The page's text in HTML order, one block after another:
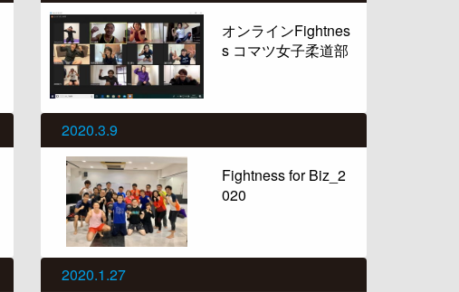
オンラインFightnes
s コマツ女子柔道部
2020.3.9
Fightness for Biz_2
020
2020.1.27